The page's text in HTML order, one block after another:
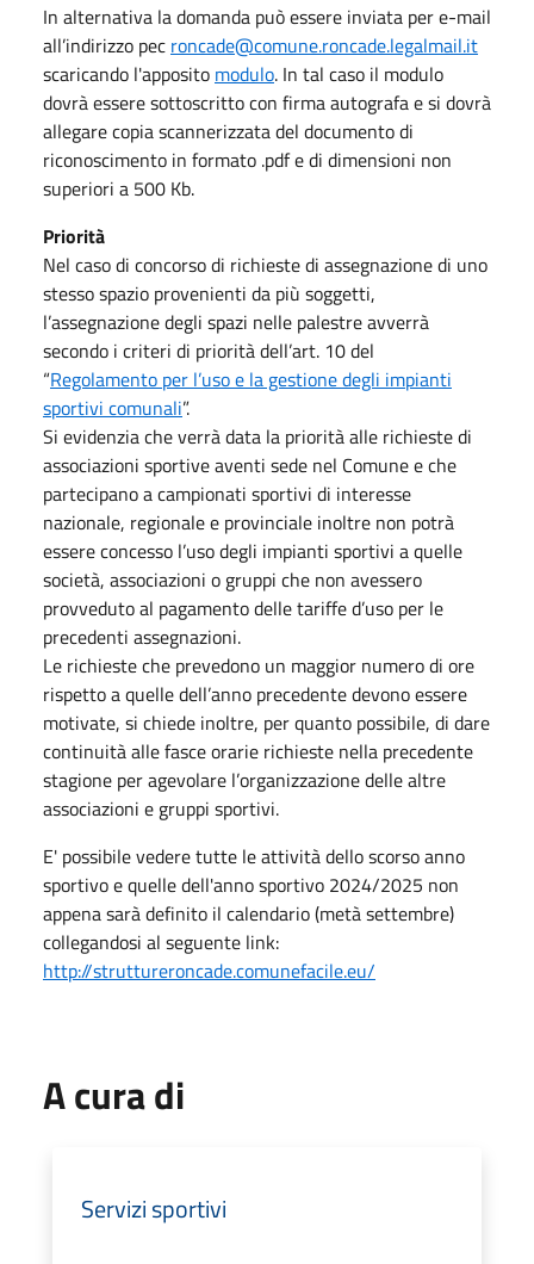
In alternativa la domanda può essere inviata per e-mail
all’indirizzo pec roncade@comune.roncade.legalmail.it
scaricando l'apposito modulo. In tal caso il modulo
dovrà essere sottoscritto con firma autografa e si dovrà
allegare copia scannerizzata del documento di
riconoscimento in formato .pdf e di dimensioni non
superiori a 500 Kb.
Priorità
Nel caso di concorso di richieste di assegnazione di uno
stesso spazio provenienti da più soggetti,
l’assegnazione degli spazi nelle palestre avverrà
secondo i criteri di priorità dell’art. 10 del
“Regolamento per l’uso e la gestione degli impianti
sportivi comunali”.
Si evidenzia che verrà data la priorità alle richieste di
associazioni sportive aventi sede nel Comune e che
partecipano a campionati sportivi di interesse
nazionale, regionale e provinciale inoltre non potrà
essere concesso l’uso degli impianti sportivi a quelle
società, associazioni o gruppi che non avessero
provveduto al pagamento delle tariffe d’uso per le
precedenti assegnazioni.
Le richieste che prevedono un maggior numero di ore
rispetto a quelle dell’anno precedente devono essere
motivate, si chiede inoltre, per quanto possibile, di dare
continuità alle fasce orarie richieste nella precedente
stagione per agevolare l’organizzazione delle altre
associazioni e gruppi sportivi.
E' possibile vedere tutte le attività dello scorso anno
sportivo e quelle dell'anno sportivo 2024/2025 non
appena sarà definito il calendario (metà settembre)
collegandosi al seguente link:
http://struttureroncade.comunefacile.eu/
A cura di
Servizi sportivi